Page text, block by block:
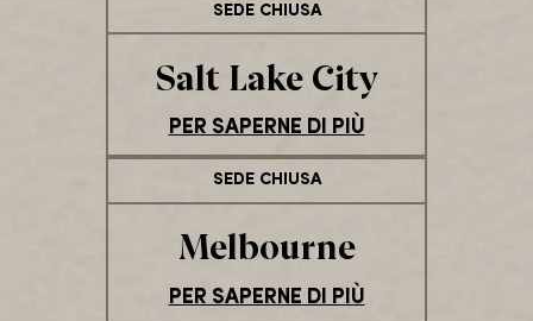
SEDE CHIUSA
Salt Lake City
PER SAPERNE DI PIÙ
SEDE CHIUSA
Melbourne
PER SAPERNE DI PIÙ